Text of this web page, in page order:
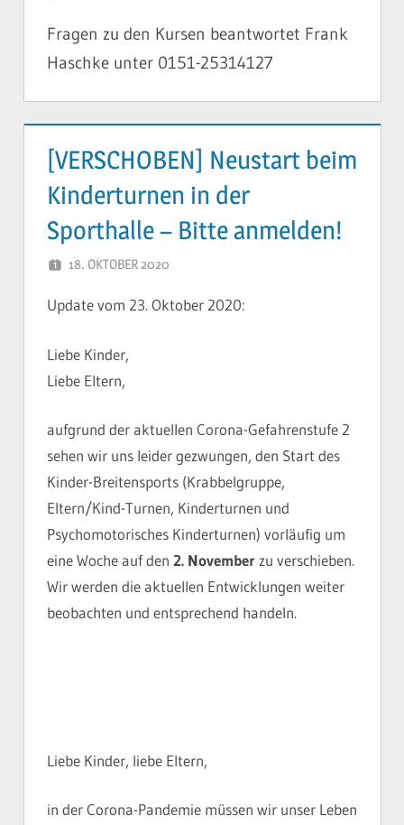
Fragen zu den Kursen beantwortet Frank
Haschke unter 0151-25314127
[VERSCHOBEN] Neustart beim
Kinderturnen in der
Sporthalle – Bitte anmelden!
18. OKTOBER 2020
Update vom 23. Oktober 2020:
Liebe Kinder,
Liebe Eltern,
aufgrund der aktuellen Corona-Gefahrenstufe 2
sehen wir uns leider gezwungen, den Start des
Kinder-Breitensports (Krabbelgruppe,
Eltern/Kind-Turnen, Kinderturnen und
Psychomotorisches Kinderturnen) vorläufig um
eine Woche auf den 2. Novemberzu verschieben.
Wir werden die aktuellen Entwicklungen weiter
beobachten und entsprechend handeln.
Liebe Kinder, liebe Eltern,
in der Corona-Pandemie müssen wir unser Leben